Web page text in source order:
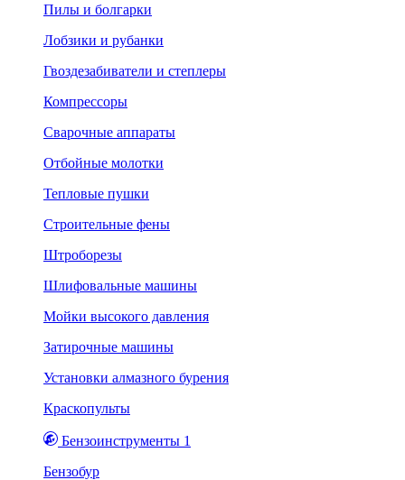
Пилы и болгарки
Лобзики и рубанки
Гвоздезабиватели и степлеры
Компрессоры
Сварочные аппараты
Отбойные молотки
Тепловые пушки
Строительные фены
Штроборезы
Шлифовальные машины
Мойки высокого давления
Затирочные машины
Установки алмазного бурения
Краскопульты
Бензоинструменты 1
Бензобур